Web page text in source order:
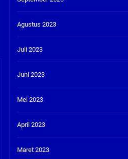
Agustus 2023
Juli 2023
Juni 2023
Mei 2023
April 2023
Maret 2023